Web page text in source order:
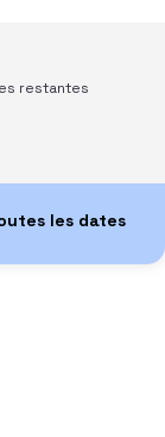
un
et
régimes
restantes